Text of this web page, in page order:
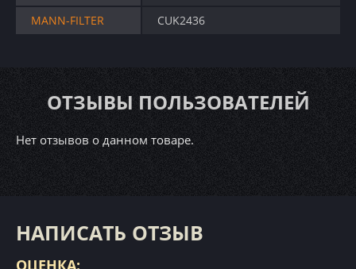
MANN-FILTER
CUK2436
ОТЗЫВЫ ПОЛЬЗОВАТЕЛЕЙ
Нет отзывов о данном товаре.
НАПИСАТЬ ОТЗЫВ
ОЦЕНКА: